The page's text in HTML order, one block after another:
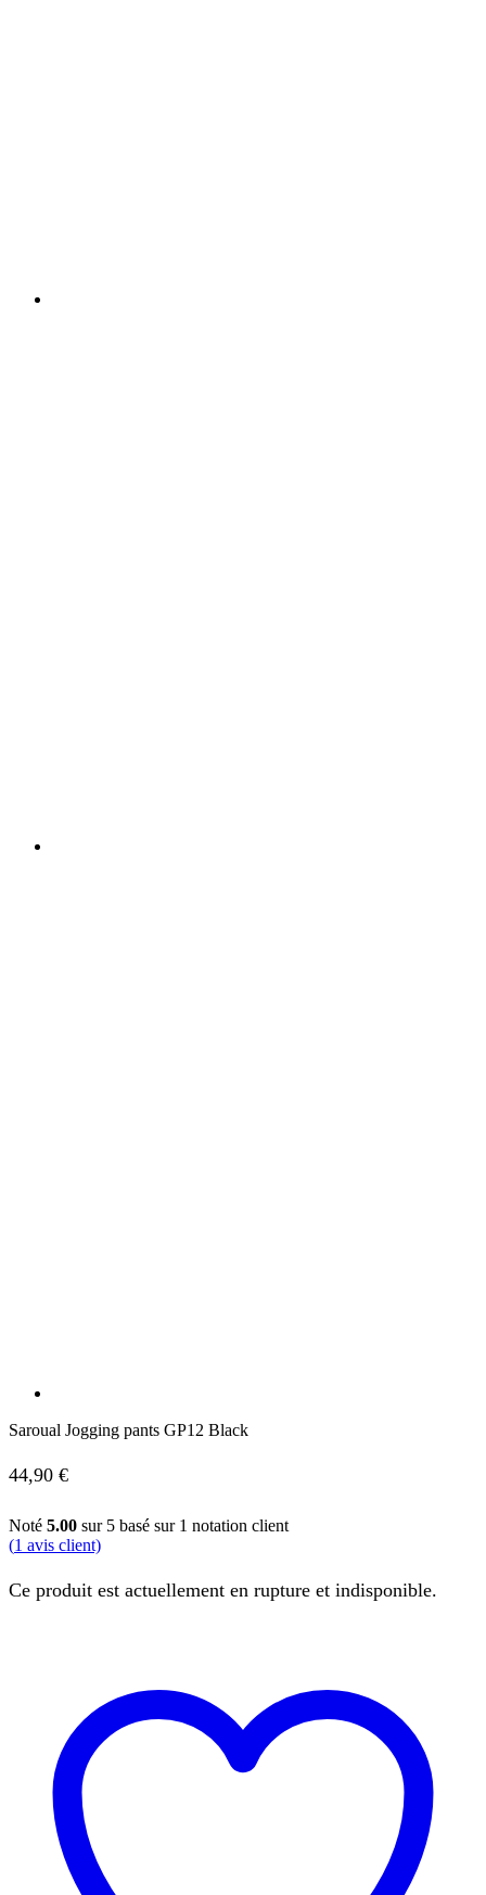
Saroual Jogging pants GP12 Black
44,90 €
Noté 5.00 sur 5 basé sur 1 notation client
(1 avis client)
Ce produit est actuellement en rupture et indisponible.